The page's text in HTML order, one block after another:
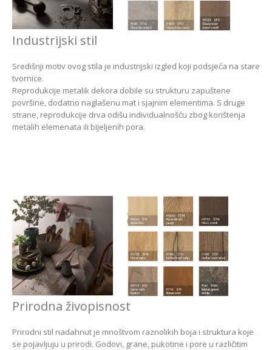
Industrijski stil
Središnji motiv ovog stila je industrijski izgled koji podsjeća na stare
tvornice.
Reprodukcije metalik dekora dobile su strukturu zapuštene
površine, dodatno naglašenu mat i sjajnim elementima. S druge
strane, reprodukcije drva odišu individualnošću zbog korištenja
metalih elemenata ili bijeljenih pora.
Prirodna živopisnost
Prirodni stil nadahnut je mnoštvom raznolikih boja i struktura koje
se pojavljuju u prirodi. Godovi, grane, pukotine i pore u različitim